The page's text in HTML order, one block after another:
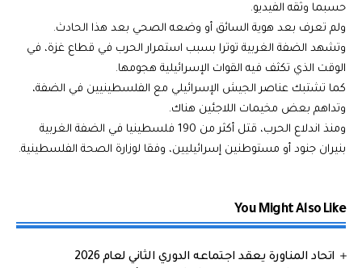
حسبما وثقه الفيديو.
ولم تعرف بعد هوية السائق أو وضعه الصحي بعد هذا الحادث.
وتشهد الضفة الغربية توترا بسبب استمرار الحرب في قطاع غزة، في
الوقت الذي تكثف فيه القوات الإسرائيلية هجومها.
كما تشتبك عناصر الجيش الإسرائيلي مع الفلسطينيين في الضفة،
وتداهم بعض مخيمات اللاجئين هناك.
ومنذ اندلاع الحرب، قتل أكثر من 190 فلسطينيا في الضفة الغربية
بنيران جنود أو مستوطنين إسرائيليين، وفقا لوزارة الصحة الفلسطينية.
You Might Also Like
اتحاد المناورة يعقد اجتماعه الدوري الثاني لعام 2026